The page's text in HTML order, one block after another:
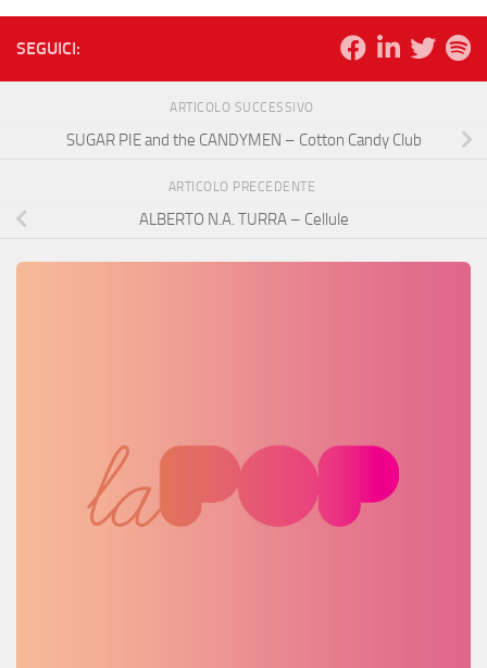
SEGUICI:
ARTICOLO SUCCESSIVO
SUGAR PIE and the CANDYMEN – Cotton Candy Club
ARTICOLO PRECEDENTE
ALBERTO N.A. TURRA – Cellule